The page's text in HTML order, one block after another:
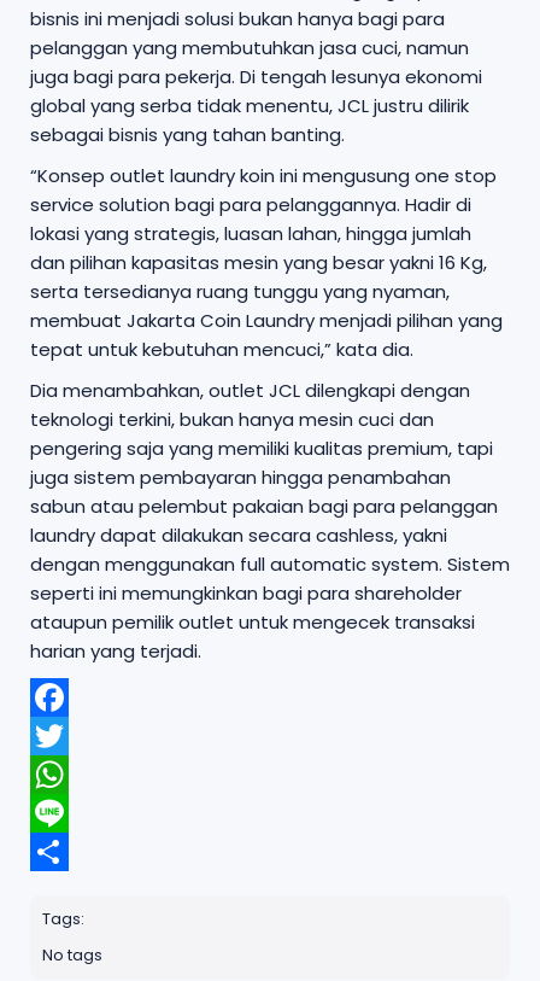
bisnis ini menjadi solusi bukan hanya bagi para
pelanggan yang membutuhkan jasa cuci, namun
juga bagi para pekerja. Di tengah lesunya ekonomi
global yang serba tidak menentu, JCL justru dilirik
sebagai bisnis yang tahan banting.
“Konsep outlet laundry koin ini mengusung one stop
service solution bagi para pelanggannya. Hadir di
lokasi yang strategis, luasan lahan, hingga jumlah
dan pilihan kapasitas mesin yang besar yakni 16 Kg,
serta tersedianya ruang tunggu yang nyaman,
membuat Jakarta Coin Laundry menjadi pilihan yang
tepat untuk kebutuhan mencuci,” kata dia.
Dia menambahkan, outlet JCL dilengkapi dengan
teknologi terkini, bukan hanya mesin cuci dan
pengering saja yang memiliki kualitas premium, tapi
juga sistem pembayaran hingga penambahan
sabun atau pelembut pakaian bagi para pelanggan
laundry dapat dilakukan secara cashless, yakni
dengan menggunakan full automatic system. Sistem
seperti ini memungkinkan bagi para shareholder
ataupun pemilik outlet untuk mengecek transaksi
harian yang terjadi.
F
a
c
e
b
o
T
w
t
t
W
h
a
p
L
i
Tags:
No tags